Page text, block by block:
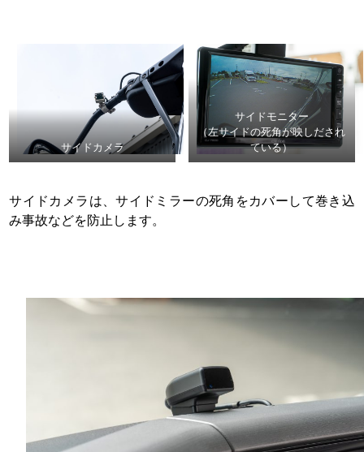
サイドカメラ
サイドモニター
（左サイドの死角が映しだされ
ている）
サイドカメラは、サイドミラーの死角をカバーして巻き込
み事故などを防止します。